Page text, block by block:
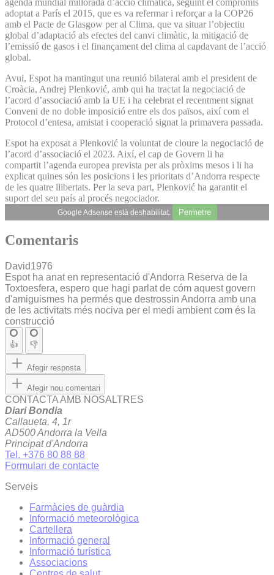
adoptat a París el 2015, que es va refermar i reforçar a la COP26
amb el Pacte de Glasgow per al Clima, que va situar l’objectiu
global d’adaptació als efectes del canvi climàtic, la mitigació de
l’emissió de gasos i el finançament del clima al capdavant de l’acció
global.
Avui, Espot ha mantingut una reunió bilateral amb el president de
Croàcia, Andrej Plenković, amb qui ha tractat la negociació de
l’acord d’associació amb la UE i ha celebrat el recentment signat
Conveni de no doble imposició entre els dos països, així com el
Protocol d’entesa, amistat i cooperació signat la primavera passada.
Espot ha exposat a Plenković la voluntat de cloure la negociació de
l’acord d’associació el 2023. Així, el cap de Govern li ha
compartit l’agenda europea prevista per als pròxims mesos i li ha
explicat quines són les posicions i les prioritats d’Andorra respecte
de les quatre llibertats. Per la seva part, Plenković ha garantit el
suport del seu país al procés negociador.
Google Adsense està deshabilitat. Permetre
Comentaris
David1976
Espot ha anat en representació d'Andorra Reserva de la
Toxtoesfera, espero que hagi parlat de cóm aquest govern
d'amiguismes ha permés que destrossin Andorra amb una
de les activitats més nociva per el medi ambient com és la
construcció
👍 👎
Afegir resposta
Afegir nou comentari
CONTACTA AMB NOSALTRES
Diari Bondia
Callaueta, 4, 1r
AD500 Andorra la Vella
Principat d'Andorra
Tel. +376 80 88 88
Formulari de contacte
Serveis
Farmàcies de guàrdia
Informació meteorològica
Cartellera
Informació general
Informació turística
Associacions